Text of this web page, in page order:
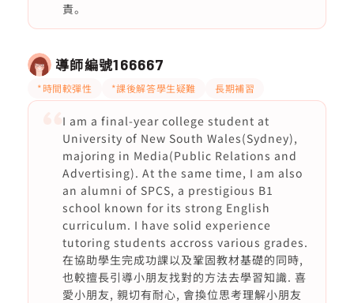
責。
導師編號166667
*時間較彈性 *課後解答學生疑難 長期補習
I am a final-year college student at
University of New South Wales(Sydney),
majoring in Media(Public Relations and
Advertising). At the same time, I am also
an alumni of SPCS, a prestigious B1
school known for its strong English
curriculum. I have solid experience
tutoring students accross various grades.
在協助學生完成功課以及鞏固教材基礎的同時,
也較擅長引導小朋友找對的方法去學習知識. 喜
愛小朋友, 親切有耐心, 會換位思考理解小朋友